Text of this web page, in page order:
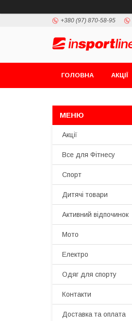
+380 (97) 870-58-95
ГОЛОВНА АКЦІЇ
Акції
Все для Фітнесу
Спорт
Дитячі товари
Активний відпочинок
Мото
Електро
Одяг для спорту
Контакти
Доставка та оплата